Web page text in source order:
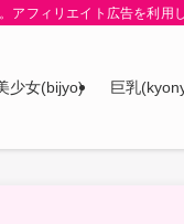
アフィリエイト広告を利用
少女(bijyo) 巨乳